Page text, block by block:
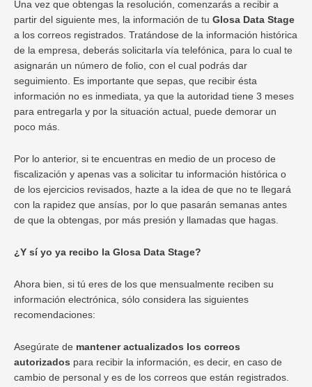
Una vez que obtengas la resolución, comenzarás a recibir a
partir del siguiente mes, la información de tu Glosa Data Stage
a los correos registrados. Tratándose de la información histórica
de la empresa, deberás solicitarla vía telefónica, para lo cual te
asignarán un número de folio, con el cual podrás dar
seguimiento. Es importante que sepas, que recibir ésta
información no es inmediata, ya que la autoridad tiene 3 meses
para entregarla y por la situación actual, puede demorar un
poco más.
Por lo anterior, si te encuentras en medio de un proceso de
fiscalización y apenas vas a solicitar tu información histórica o
de los ejercicios revisados, hazte a la idea de que no te llegará
con la rapidez que ansías, por lo que pasarán semanas antes
de que la obtengas, por más presión y llamadas que hagas.
¿Y sí yo ya recibo la Glosa Data Stage?
Ahora bien, si tú eres de los que mensualmente reciben su
información electrónica, sólo considera las siguientes
recomendaciones:
Asegúrate de mantener actualizados los correos
autorizados para recibir la información, es decir, en caso de
cambio de personal y es de los correos que están registrados.